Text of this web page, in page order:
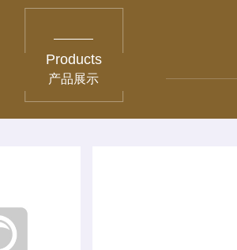
Products
产品展示